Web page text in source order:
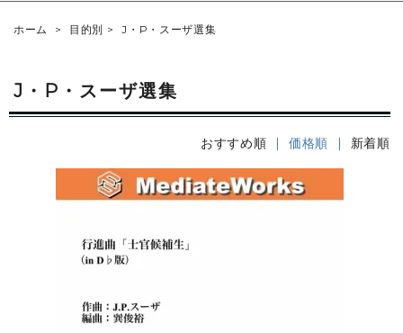
ホーム > 目的別 > J・P・スーザ選集
J・P・スーザ選集
おすすめ順 | 価格順 | 新着順